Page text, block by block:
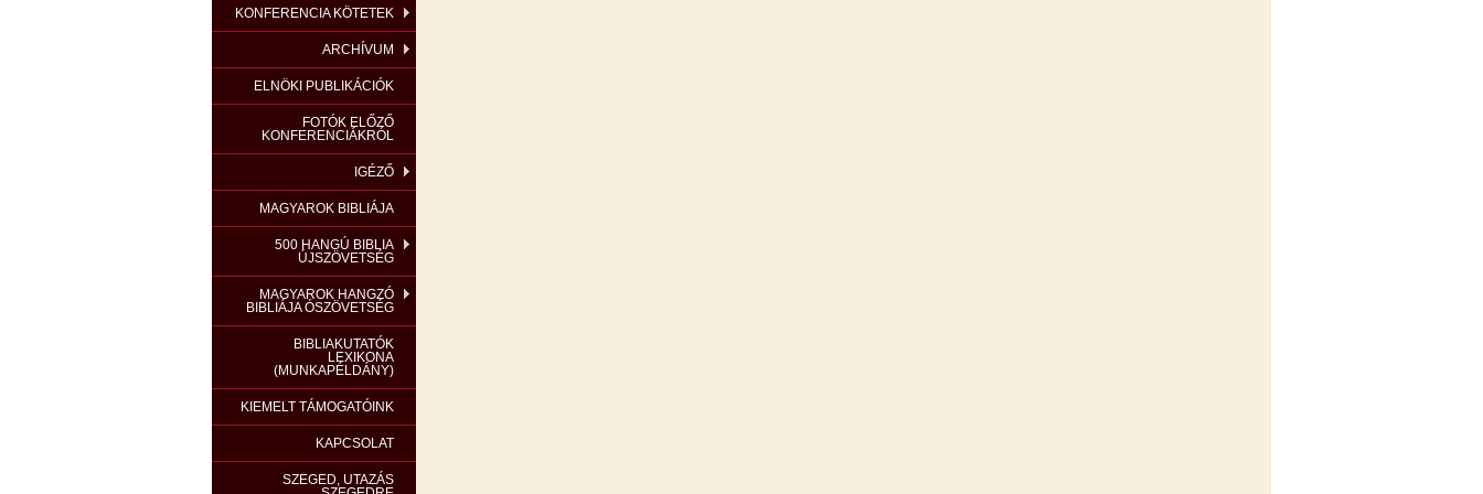
KONFERENCIA KÖTETEK
ARCHÍVUM
ELNÖKI PUBLIKÁCIÓK
FOTÓK ELŐZŐ
KONFERENCIÁKRÓL
IGÉZŐ
MAGYAROK BIBLIÁJA
500 HANGÚ BIBLIA
ÚJSZÖVETSÉG
MAGYAROK HANGZÓ
BIBLIÁJA ÓSZÖVETSÉG
BIBLIAKUTATÓK
LEXIKONA
(MUNKAPÉLDÁNY)
KIEMELT TÁMOGATÓINK
KAPCSOLAT
SZEGED, UTAZÁS